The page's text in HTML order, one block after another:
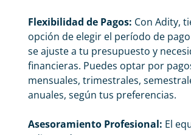
Flexibilidad de Pagos: Con Adity,
opción de elegir el período de
se ajuste a tu presupuesto y
financieras. Puedes optar por
mensuales, trimestrales,
anuales, según tus preferencias.
Asesoramiento Profesional: El